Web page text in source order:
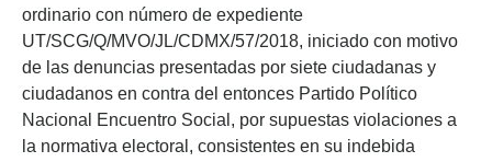
ordinario con número de expediente
UT/SCG/Q/MVO/JL/CDMX/57/2018, iniciado con motivo
de las denuncias presentadas por siete ciudadanas y
ciudadanos en contra del entonces Partido Político
Nacional Encuentro Social, por supuestas violaciones a
la normativa electoral, consistentes en su indebida